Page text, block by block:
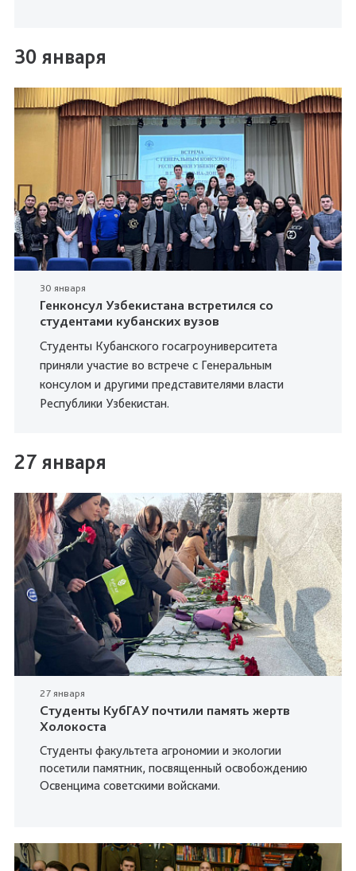
30 января
30 января
Генконсул Узбекистана встретился со
студентами кубанских вузов
Студенты Кубанского госагроуниверситета
приняли участие во встрече с Генеральным
консулом и другими представителями власти
Республики Узбекистан.
27 января
27 января
Студенты КубГАУ почтили память жертв
Холокоста
Студенты факультета агрономии и экологии
посетили памятник, посвященный освобождению
Освенцима советскими войсками.